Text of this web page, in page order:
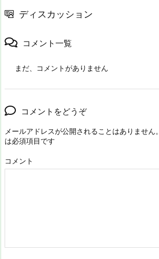
ディスカッション
コメント一覧
まだ、コメントがありません
コメントをどうぞ
メールアドレスが公開されることはありません。
は必須項目です
コメント